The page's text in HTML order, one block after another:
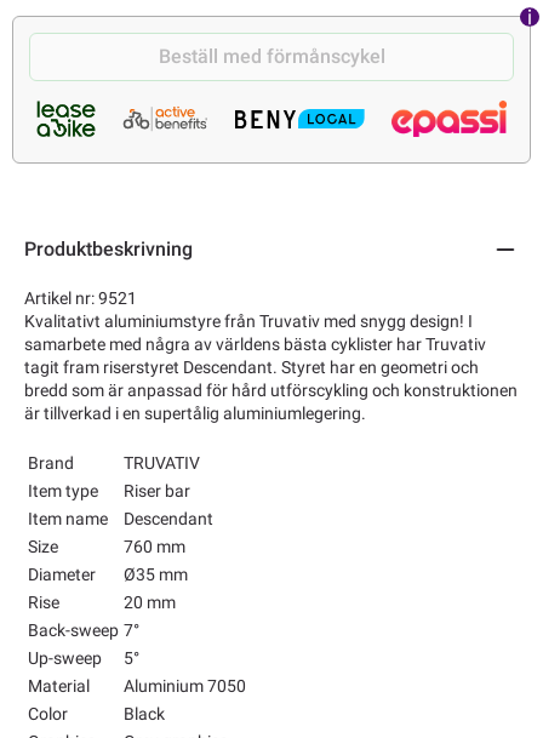
Beställ med förmånscykel
Produktbeskrivning
Artikel nr: 9521
Kvalitativt aluminiumstyre från Truvativ med snygg design! I
samarbete med några av världens bästa cyklister har Truvativ
tagit fram riserstyret Descendant. Styret har en geometri och
bredd som är anpassad för hård utförscykling och konstruktionen
är tillverkad i en supertålig aluminiumlegering.
Brand
TRUVATIV
Item type
Riser bar
Item name
Descendant
Size
760 mm
Diameter
Ø35 mm
Rise
20 mm
Back-sweep 7°
Up-sweep
5°
Material
Aluminium 7050
Color
Black